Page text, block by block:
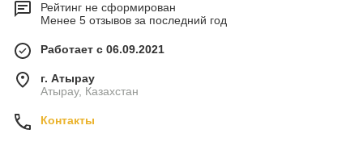
Рейтинг не сформирован
Менее 5 отзывов за последний год
Работает с 06.09.2021
г. Атырау
Атырау, Казахстан
Контакты